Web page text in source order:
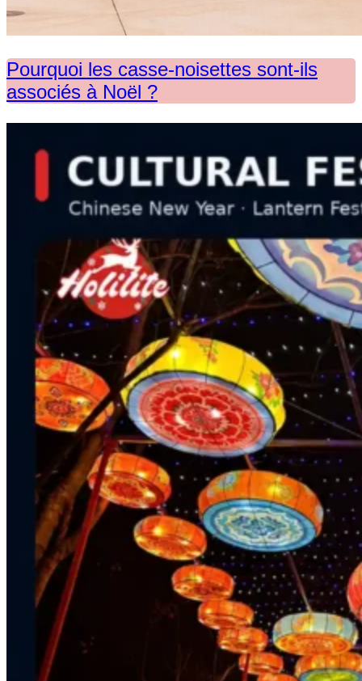
Pourquoi les casse-noisettes sont-ils
associés à Noël ?